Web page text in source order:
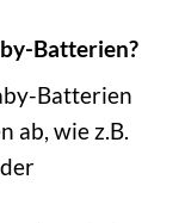
Batterien?
Batterien
ab, wie z.B.